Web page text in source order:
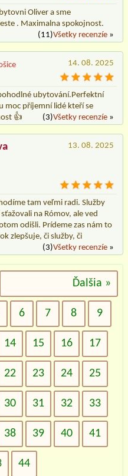
Oliver a sme
. Maximalna spokojnost.
(11)Všetky recenzíe »
14. 08. 2025
ubytování.Perfektní
moc příjemní lidé kteří se
👍
(3)Všetky recenzíe »
13. 08. 2025
tam veľmi radi. Služby
na Rómov, ale ved
odišli. Prídeme zas nám to
zlepšuje, či služby, či
(3)Všetky recenzíe »
Ďalšia »
6 7 8 9
14 15 16 17
22 23 24 25
30 31 32 33
38 39 40 41
44